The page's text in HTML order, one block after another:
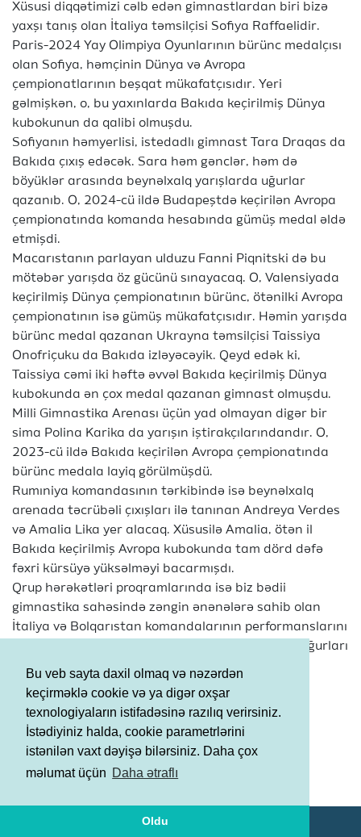
Bu veb sayta daxil olmaq və nəzərdən
keçirməklə cookie və ya digər oxşar
texnologiyaların istifadəsinə razılıq verirsiniz.
İstədiyiniz halda, cookie parametrlərini
istənilən vaxt dəyişə bilərsiniz. Daha çox
məlumat üçün Daha ətraflı
Oldu
Xüsusi diqqətimizi cəlb edən gimnastlardan biri bizə
yaxşı tanış olan İtaliya təmsilçisi Sofiya Raffaelidir.
Paris-2024 Yay Olimpiya Oyunlarının bürünc medalçısı
olan Sofiya, həmçinin Dünya və Avropa
çempionatlarının beşqat mükafatçısıdır. Yeri
gəlmişkən, o, bu yaxınlarda Bakıda keçirilmiş Dünya
kubokunun da qalibi olmuşdu.
Sofiyanın həmyerlisi, istedadlı gimnast Tara Draqas da
Bakıda çıxış edəcək. Sara həm gənclər, həm də
böyüklər arasında beynəlxalq yarışlarda uğurlar
qazanıb. O, 2024-cü ildə Budapeştdə keçirilən Avropa
çempionatında komanda hesabında gümüş medal əldə
etmişdi.
Macarıstanın parlayan ulduzu Fanni Piqnitski də bu
mötəbər yarışda öz gücünü sınayacaq. O, Valensiyada
keçirilmiş Dünya çempionatının bürünc, ötənilki Avropa
çempionatının isə gümüş mükafatçısıdır. Həmin yarışda
bürünc medal qazanan Ukrayna təmsilçisi Taissiya
Onofriçuku da Bakıda izləyəcəyik. Qeyd edək ki,
Taissiya cəmi iki həftə əvvəl Bakıda keçirilmiş Dünya
kubokunda ən çox medal qazanan gimnast olmuşdu.
Milli Gimnastika Arenası üçün yad olmayan digər bir
sima Polina Karika da yarışın iştirakçılarındandır. O,
2023-cü ildə Bakıda keçirilən Avropa çempionatında
bürünc medala layiq görülmüşdü.
Rumıniya komandasının tərkibində isə beynəlxalq
arenada təcrübəli çıxışları ilə tanınan Andreya Verdes
və Amalia Lika yer alacaq. Xüsusilə Amalia, ötən il
Bakıda keçirilmiş Avropa kubokunda tam dörd dəfə
fəxri kürsüyə yüksəlməyi bacarmışdı.
Qrup hərəkətləri proqramlarında isə biz bədii
gimnastika sahəsində zəngin ənənələrə sahib olan
İtaliya və Bolqarıstan komandalarının performanslarını
izləyəcəyik. Hər iki komanda dünya miqyasında uğurları
ilə tanınır və yarışa rəqabət ruhu qatacaq.
Bir sözlə, qarşıda bizi zəriflik, bacarıq və estetik
harmoniyanın möhtəşəm vəhdəti gözləyir.